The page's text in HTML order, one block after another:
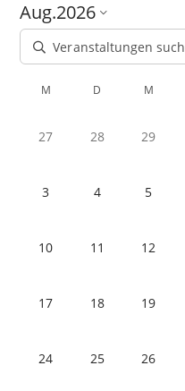
Aug.2026
M D M
27 28 29
3 4 5
10 11 12
17 18 19
24 25 26